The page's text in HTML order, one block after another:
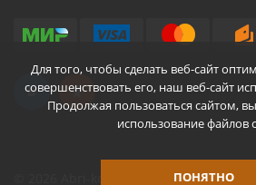
Для того, чтобы сделать веб-сайт
совершенствовать его, наш веб-сайт
Продолжая пользоваться сайтом,
использование файлов
ПОНЯТНО